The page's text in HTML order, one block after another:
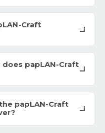
Craft
papLAN-Craft
papLAN-Craft